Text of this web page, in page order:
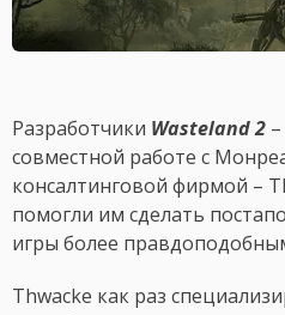
Разработчики Wasteland 2
совместной работе с
консалтинговой фирмой –
помогли им сделать
игры более
Thwacke как раз